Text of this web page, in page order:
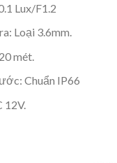
Lux/F1.2
Loại 3.6mm.
mét.
Chuẩn IP66
12V.